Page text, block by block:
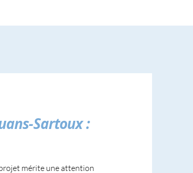
Sartoux :
mérite une attention